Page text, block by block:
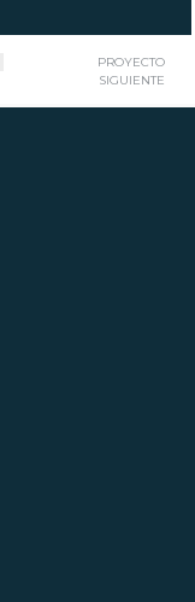
PROYECTO
SIGUIENTE